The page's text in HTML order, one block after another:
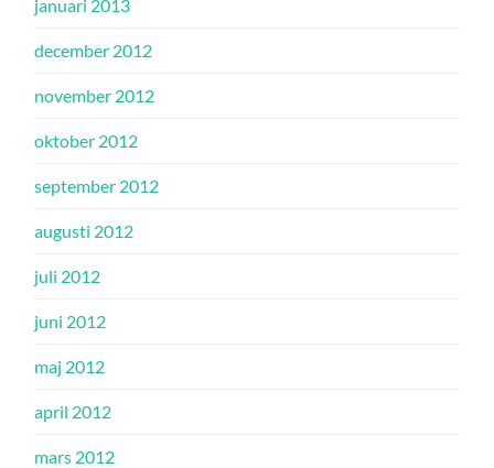
januari 2013
december 2012
november 2012
oktober 2012
september 2012
augusti 2012
juli 2012
juni 2012
maj 2012
april 2012
mars 2012